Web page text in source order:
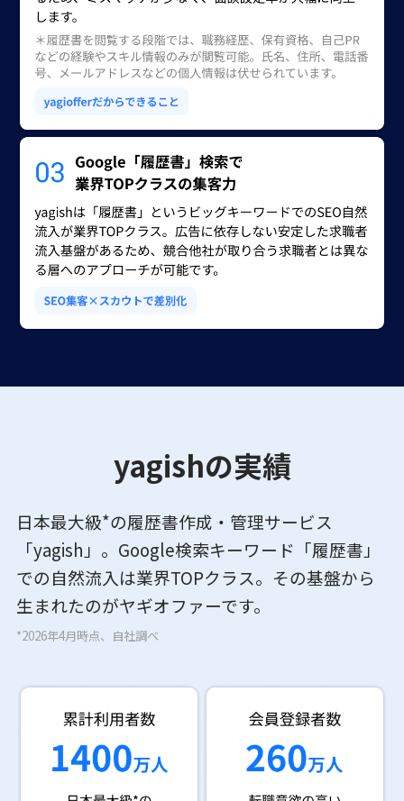
yagishの実績
日本最大級*の履歴書作成・管理サービス
「yagish」。Google検索キーワード「履歴書」
での自然流入は業界TOPクラス。その基盤から
生まれたのがヤギオファーです。
*2026年4月時点、自社調べ